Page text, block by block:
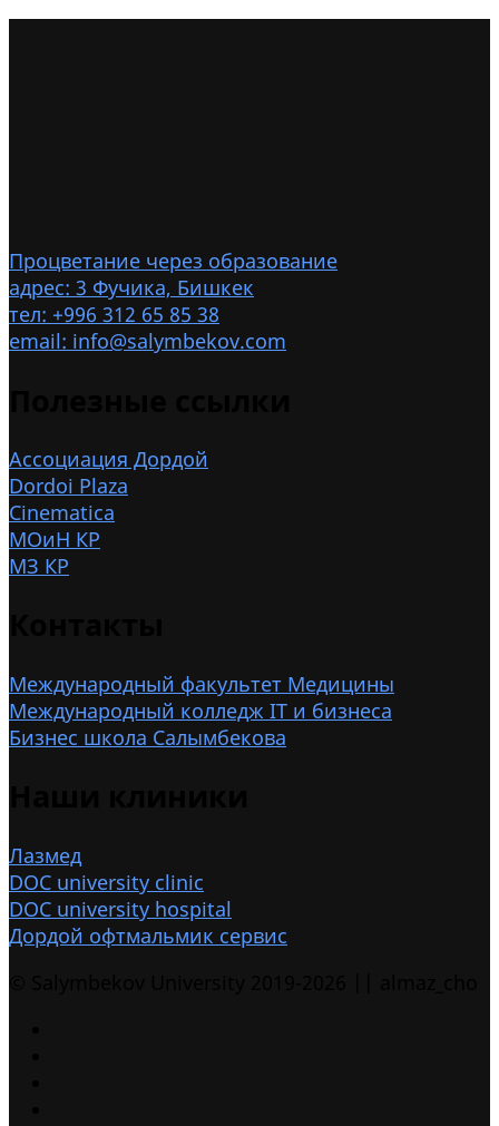
Процветание через образование
адрес: 3 Фучика, Бишкек
тел: +996 312 65 85 38
email: info@salymbekov.com
Ассоциация Дордой
Dordoi Plaza
Cinematica
МОиН КР
МЗ КР
Международный факультет Медицины
Международный колледж IT и бизнеса
Бизнес школа Салымбекова
Лазмед
DOC university clinic
DOC university hospital
Дордой офтмальмик сервис